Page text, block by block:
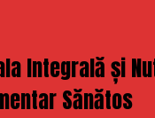
Integrală și
Sănătos